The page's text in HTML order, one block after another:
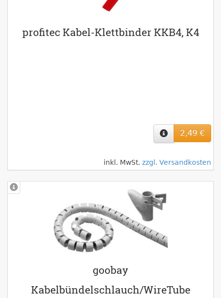
profitec Kabel-Klettbinder KKB4, K4
2,49 €
inkl. MwSt. zzgl. Versandkosten
goobay
Kabelbündelschlauch/WireTube